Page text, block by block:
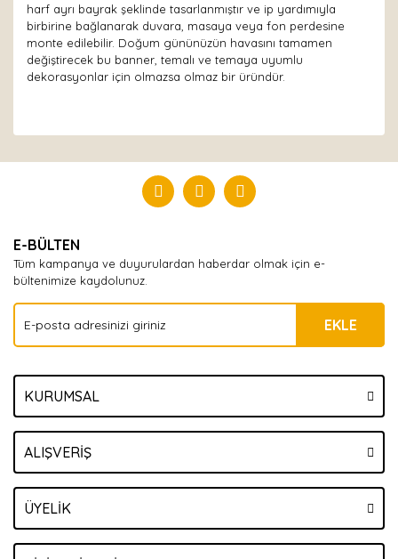
harf ayrı bayrak şeklinde tasarlanmıştır ve ip yardımıyla
birbirine bağlanarak duvara, masaya veya fon perdesine
monte edilebilir. Doğum gününüzün havasını tamamen
değiştirecek bu banner, temalı ve temaya uyumlu
dekorasyonlar için olmazsa olmaz bir üründür.
Yorum Yaz
E-BÜLTEN
Tüm kampanya ve duyurulardan haberdar olmak için e-
bültenimize kaydolunuz.
EKLE
KURUMSAL
ALIŞVERİŞ
ÜYELİK